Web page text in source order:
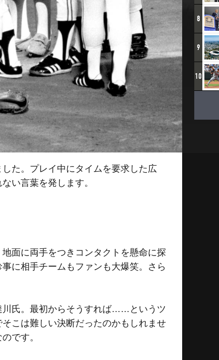
た。プレイ中にタイムを要求した広
い言葉を発します。
面に両手をつきコンタクトを懸命に探
に相手チームもファンも大爆笑。さら
川氏。最初からそうすれば……というツ
こは難しい決断だったのかもしれませ
です。
8
9
10